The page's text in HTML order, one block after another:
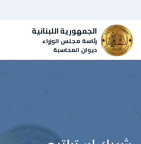
الجمهورية اللبنانية
رئاسة مجلس الوزراء
ديوان المحاسبة